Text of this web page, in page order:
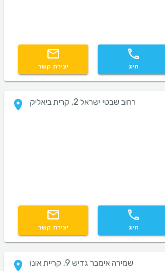
חיוג יצירת קשר
רחוב שבטי ישראל 2, קרית ביאליק
חיוג יצירת קשר
שמירה אימבר גדיש 9, קריית אונו